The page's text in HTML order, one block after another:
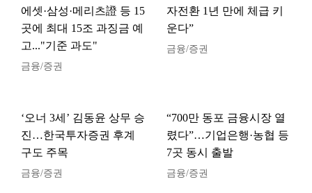
에셋·삼성·메리츠證 등 15
곳에 최대 15조 과징금 예
고..."기준 과도"
금융/증권
자전환 1년 만에 체급 키
운다”
금융/증권
‘오너 3세’ 김동윤 상무 승
진…한국투자증권 후계
구도 주목
금융/증권
“700만 동포 금융시장 열
렸다”…기업은행·농협 등
7곳 동시 출발
금융/증권